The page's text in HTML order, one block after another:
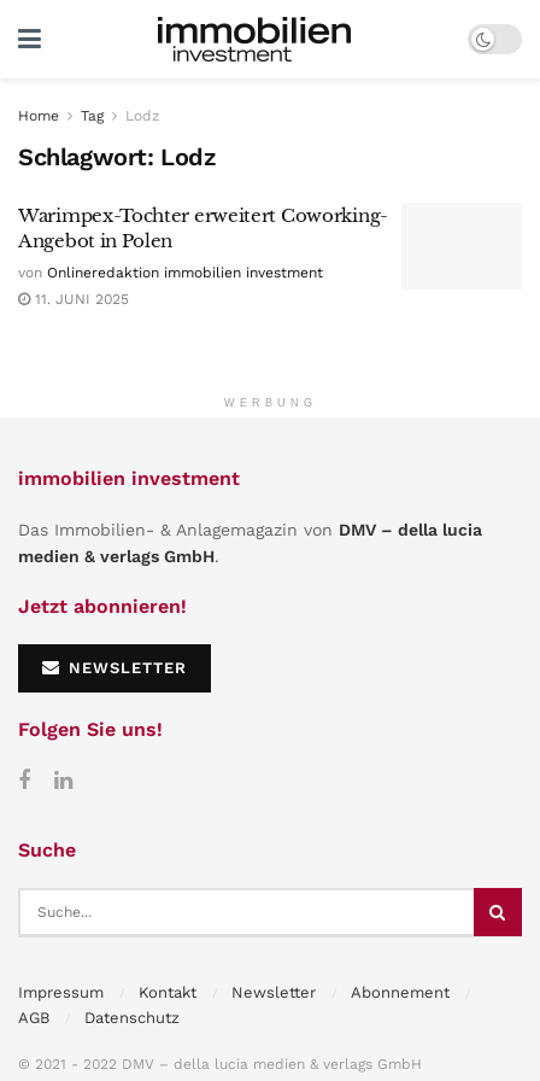
Home Tag Lodz
Schlagwort: Lodz
Warimpex-Tochter erweitert Coworking-
Angebot in Polen
von Onlineredaktion immobilien investment
11. JUNI 2025
WERBUNG
immobilien investment
Das Immobilien- & Anlagemagazin von DMV – della lucia
medien & verlags GmbH.
Jetzt abonnieren!
NEWSLETTER
Folgen Sie uns!
Suche
Impressum Kontakt Newsletter
Abonnement
AGB
Datenschutz
© 2021 - 2022 DMV – della lucia medien & verlags GmbH